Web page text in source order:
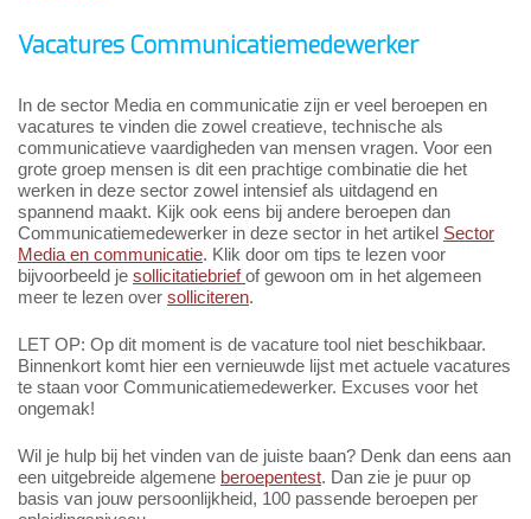
Vacatures Communicatiemedewerker
In de sector Media en communicatie zijn er veel beroepen en
vacatures te vinden die zowel creatieve, technische als
communicatieve vaardigheden van mensen vragen. Voor een
grote groep mensen is dit een prachtige combinatie die het
werken in deze sector zowel intensief als uitdagend en
spannend maakt. Kijk ook eens bij andere beroepen dan
Communicatiemedewerker in deze sector in het artikel Sector
Media en communicatie. Klik door om tips te lezen voor
bijvoorbeeld je sollicitatiebriefof gewoon om in het algemeen
meer te lezen over solliciteren.
LET OP: Op dit moment is de vacature tool niet beschikbaar.
Binnenkort komt hier een vernieuwde lijst met actuele vacatures
te staan voor Communicatiemedewerker. Excuses voor het
ongemak!
Wil je hulp bij het vinden van de juiste baan? Denk dan eens aan
een uitgebreide algemene beroepentest. Dan zie je puur op
basis van jouw persoonlijkheid, 100 passende beroepen per